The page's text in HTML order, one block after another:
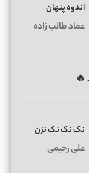
اندوه پنهان
عماد طالب زاده
🔥
نک نک نک نزن
علی رحیمی